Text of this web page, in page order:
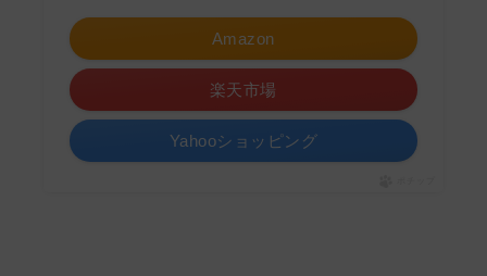
Amazon
楽天市場
Yahooショッピング